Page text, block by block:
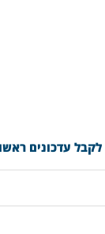
לקבל עדכונים